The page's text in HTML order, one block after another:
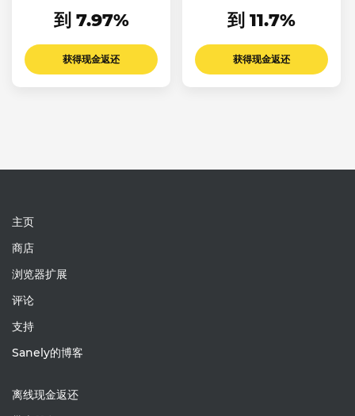
到 7.97%
获得现金返还
到 11.7%
获得现金返还
主页
商店
浏览器扩展
评论
支持
Sanely的博客
离线现金返还